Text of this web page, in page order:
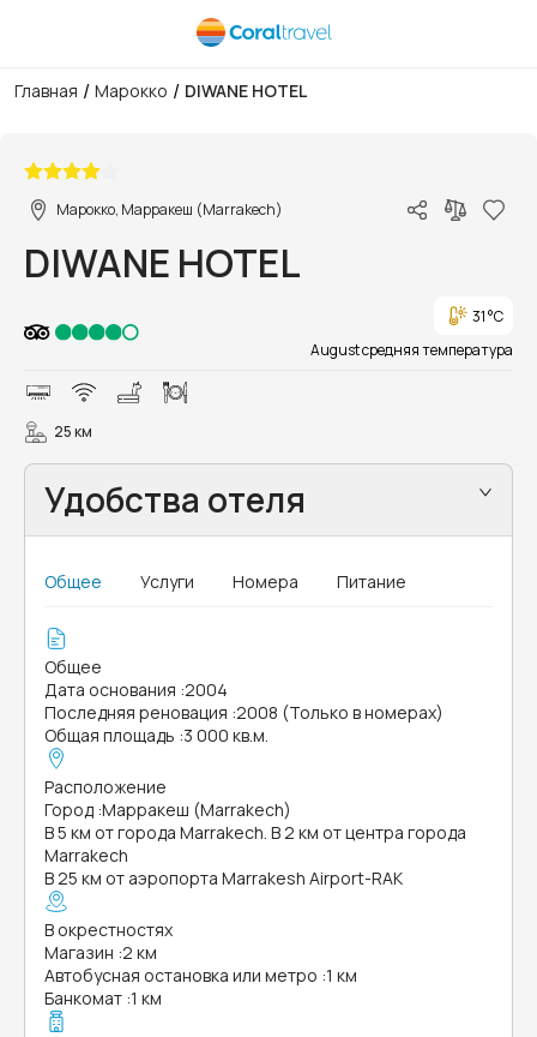
Главная / Марокко / DIWANE HOTEL
Марокко, Марракеш (Marrakech)
DIWANE HOTEL
31 °C
August средняя температура
25 км
Удобства отеля
Общее Услуги Номера Питание
Общее
Дата основания :2004
Последняя реновация :2008 (Только в номерах)
Общая площадь :3 000 кв.м.
Расположение
Город :Марракеш (Marrakech)
В 5 км от города Marrakech. В 2 км от центра города
Marrakech
В 25 км от аэропорта Marrakesh Airport-RAK
В окрестностях
Магазин :2 км
Автобусная остановка или метро :1 км
Банкомат :1 км